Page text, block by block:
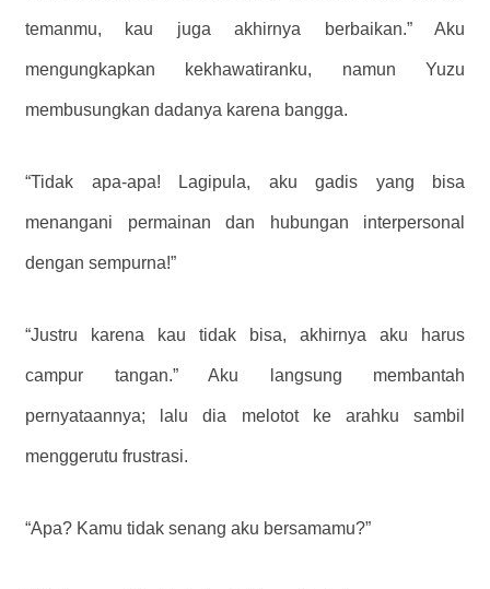
temanmu, kau juga akhirnya berbaikan.” Aku
mengungkapkan kekhawatiranku, namun Yuzu
membusungkan dadanya karena bangga.
“Tidak apa-apa! Lagipula, aku gadis yang bisa
menangani permainan dan hubungan interpersonal
dengan sempurna!”
“Justru karena kau tidak bisa, akhirnya aku harus
campur tangan.” Aku langsung membantah
pernyataannya; lalu dia melotot ke arahku sambil
menggerutu frustrasi.
“Apa? Kamu tidak senang aku bersamamu?”